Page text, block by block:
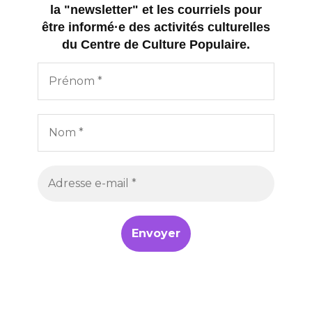
la "newsletter" et les courriels pour
être informé·e des activités culturelles
du Centre de Culture Populaire.